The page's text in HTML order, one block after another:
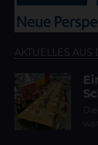
AKTUELLES